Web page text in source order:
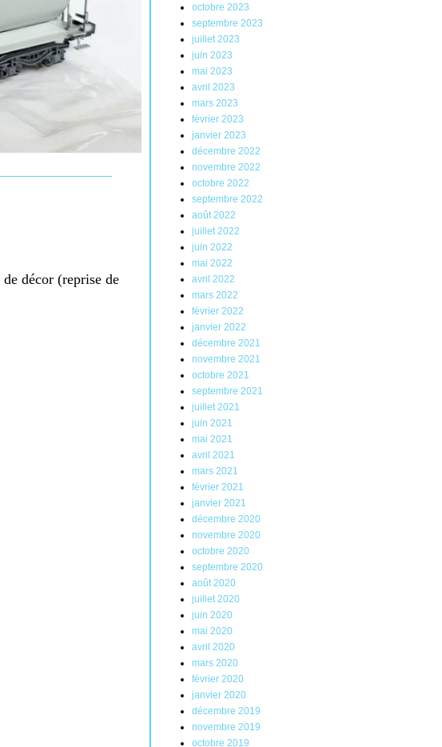
décor (reprise de
octobre 2023
septembre 2023
juillet 2023
juin 2023
mai 2023
avril 2023
mars 2023
février 2023
janvier 2023
décembre 2022
novembre 2022
octobre 2022
septembre 2022
août 2022
juillet 2022
juin 2022
mai 2022
avril 2022
mars 2022
février 2022
janvier 2022
décembre 2021
novembre 2021
octobre 2021
septembre 2021
juillet 2021
juin 2021
mai 2021
avril 2021
mars 2021
février 2021
janvier 2021
décembre 2020
novembre 2020
octobre 2020
septembre 2020
août 2020
juillet 2020
juin 2020
mai 2020
avril 2020
mars 2020
février 2020
janvier 2020
décembre 2019
novembre 2019
octobre 2019